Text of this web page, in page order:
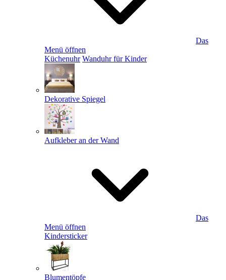
Das
Menü öffnen
Küchenuhr Wanduhr für Kinder
Dekorative Spiegel
Aufkleber an der Wand
Das
Menü öffnen
Kindersticker
Blumentöpfe